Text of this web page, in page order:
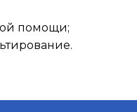
помощи;